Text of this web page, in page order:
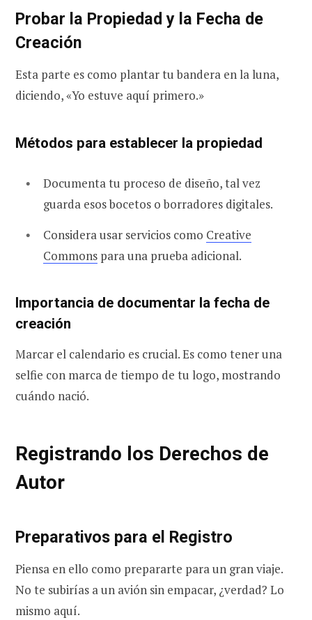
Probar la Propiedad y la Fecha de
Creación
Esta parte es como plantar tu bandera en la luna,
diciendo, «Yo estuve aquí primero.»
Métodos para establecer la propiedad
Documenta tu proceso de diseño, tal vez
guarda esos bocetos o borradores digitales.
Considera usar servicios como Creative
Commons para una prueba adicional.
Importancia de documentar la fecha de
creación
Marcar el calendario es crucial. Es como tener una
selfie con marca de tiempo de tu logo, mostrando
cuándo nació.
Registrando los Derechos de
Autor
Preparativos para el Registro
Piensa en ello como prepararte para un gran viaje.
No te subirías a un avión sin empacar, ¿verdad? Lo
mismo aquí.